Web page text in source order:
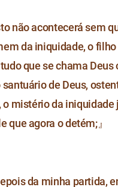
não acontecerá sem
da iniquidade, o
que se chama
de Deus,
o mistério da
que agora o detém;』
da minha partida,